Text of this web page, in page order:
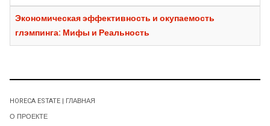
Экономическая эффективность и окупаемость
глэмпинга: Мифы и Реальность
HORECA ESTATE | ГЛАВНАЯ
О ПРОЕКТЕ